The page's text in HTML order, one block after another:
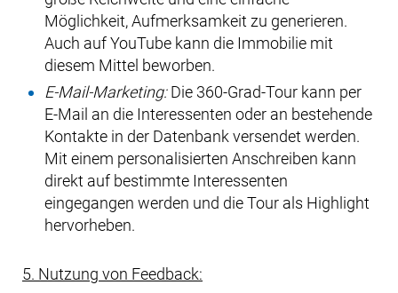
Möglichkeit, Aufmerksamkeit zu generieren.
Auch auf YouTube kann die Immobilie mit
diesem Mittel beworben.
E-Mail-Marketing:Die 360-Grad-Tour kann per
E-Mail an die Interessenten oder an bestehende
Kontakte in der Datenbank versendet werden.
Mit einem personalisierten Anschreiben kann
direkt auf bestimmte Interessenten
eingegangen werden und die Tour als Highlight
hervorheben.
5. Nutzung von Feedback: